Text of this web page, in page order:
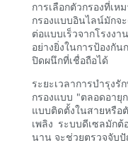
การเลือกตัวกรองที่เ
กรองแบบอินไลน์มักจ
ต่อแบบเร็วจากโรงง
อย่างยิ่งในการป้องกั
ปิดผนึกที่เชื่อถือได้
ระยะเวลาการบำรุง
กรองแบบ "ตลอดอายุ
แบบติดตั้งในสายหรือ
เพลิง ระบบดีเซลมักต้
นาน จะช่วยตรวจจับ